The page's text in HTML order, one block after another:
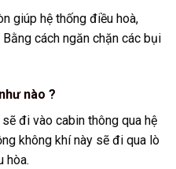
giúp hệ thống điều hoà,
cách ngăn chặn các bụi
nào ?
đi vào cabin thông qua hệ
không khí này sẽ đi qua lò
hòa.